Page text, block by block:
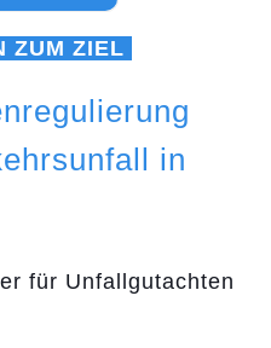
ZUM ZIEL
in
für Unfallgutachten